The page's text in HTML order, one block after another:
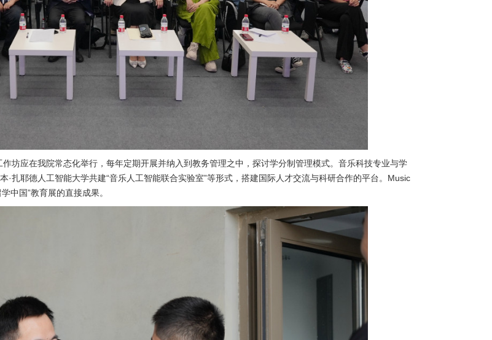
坊应在我院常态化举行，每年定期开展并纳入到教务管理之中，探讨学分制管理模式。音乐科技专业与学
扎耶德人工智能大学共建“音乐人工智能联合实验室”等形式，搭建国际人才交流与科研合作的平台。Music
中国”教育展的直接成果。